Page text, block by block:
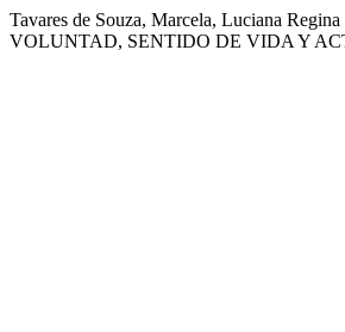
Tavares de Souza, Marcela, Luciana
VOLUNTAD, SENTIDO DE VIDA Y